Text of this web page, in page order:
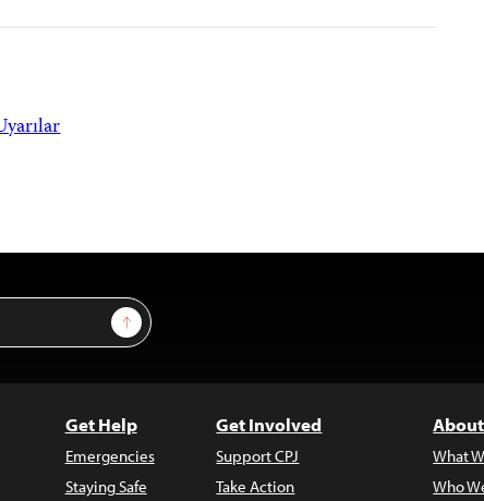
Sign Up
Get Help
Emergencies
Staying Safe
Get Involved
Support CPJ
Take Action
What
Who